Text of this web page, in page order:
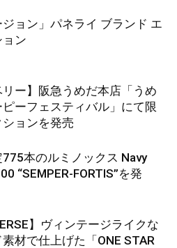
ジョン」パネライ ブランド エ
ン
リー】阪急うめだ本店「うめ
ーフェスティバル」にて限
ョンを発売
本のルミノックス Navy
“SEMPER-FORTIS”を発
】ヴィンテージライクな
材で仕上げた「ONE STAR